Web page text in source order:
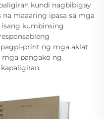
kundi nagbibigay
maaaring ipasa sa mga
kumbinsing
print ng mga aklat
mga pangako ng